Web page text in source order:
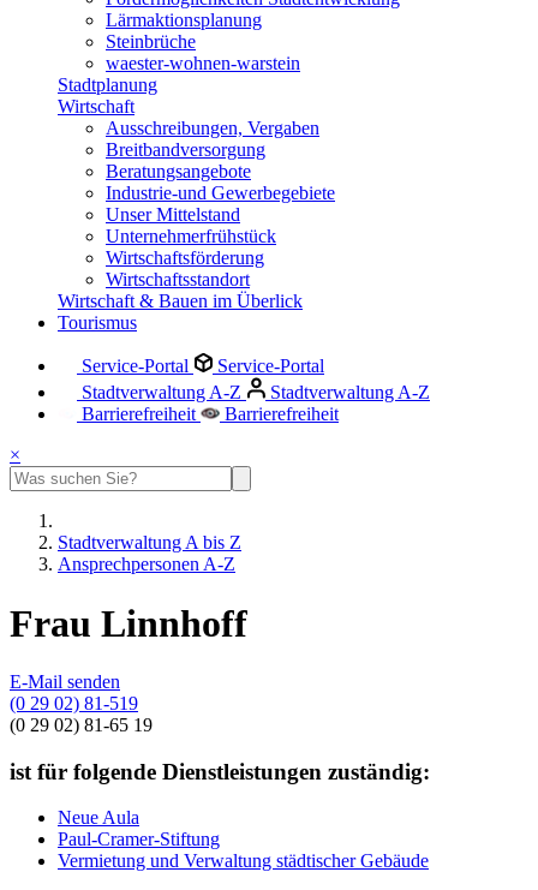
Lärmaktionsplanung
Steinbrüche
waester-wohnen-warstein
Stadtplanung
Wirtschaft
Ausschreibungen, Vergaben
Breitbandversorgung
Beratungsangebote
Industrie-und Gewerbegebiete
Unser Mittelstand
Unternehmerfrühstück
Wirtschaftsförderung
Wirtschaftsstandort
Wirtschaft & Bauen im Überlick
Tourismus
Service-Portal
Service-Portal
Stadtverwaltung A-Z
Stadtverwaltung A-Z
Barrierefreiheit
Barrierefreiheit
×
Stadtverwaltung A bis Z
Ansprechpersonen A-Z
Frau Linnhoff
E-Mail senden
(0 29 02) 81-519
(0 29 02) 81-65 19
ist für folgende Dienstleistungen zuständig:
Neue Aula
Paul-Cramer-Stiftung
Vermietung und Verwaltung städtischer Gebäude